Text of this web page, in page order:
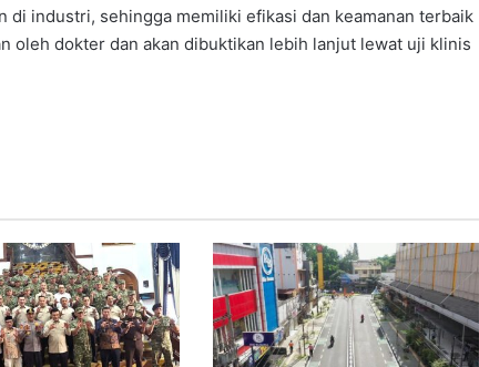
di industri, sehingga memiliki efikasi dan keamanan terbaik
oleh dokter dan akan dibuktikan lebih lanjut lewat uji klinis